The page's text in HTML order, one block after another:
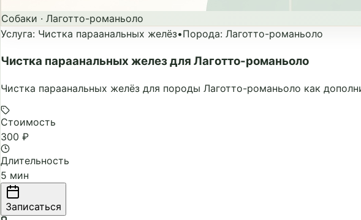
Собаки · Лаготто-романьоло
Услуга: Чистка параанальных желёз•Порода: Лаготто-романьоло
Чистка параанальных желез для Лаготто-романьоло
Чистка параанальных желёз для породы Лаготто-романьоло как
Стоимость
300 ₽
Длительность
5 мин
Записаться